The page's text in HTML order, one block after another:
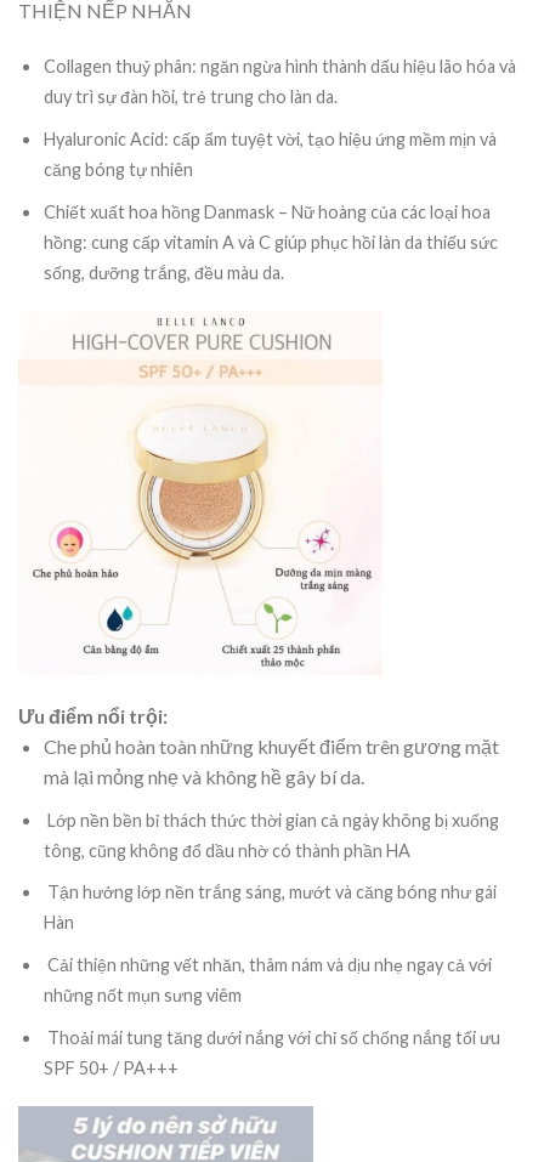
THIỆN NẾP NHĂN
Collagen thuỷ phân: ngăn ngừa hình thành dấu hiệu lão hóa và
duy trì sự đàn hồi, trẻ trung cho làn da.
Hyaluronic Acid: cấp ẩm tuyệt vời, tạo hiệu ứng mềm mịn và
căng bóng tự nhiên
Chiết xuất hoa hồng Danmask – Nữ hoàng của các loại hoa
hồng: cung cấp vitamin A và C giúp phục hồi làn da thiếu sức
sống, dưỡng trắng, đều màu da.
Ưu điểm nổi trội:
Che phủ hoàn toàn những khuyết điểm trên gương mặt
mà lại mỏng nhẹ và không hề gây bí da.
Lớp nền bền bỉ thách thức thời gian cả ngày không bị xuống
tông, cũng không đổ dầu nhờ có thành phần HA
Tận hưởng lớp nền trắng sáng, mướt và căng bóng như gái
Hàn
Cải thiện những vết nhăn, thâm nám và dịu nhẹ ngay cả với
những nốt mụn sưng viêm
Thoải mái tung tăng dưới nắng với chỉ số chống nắng tối ưu
SPF 50+ / PA+++